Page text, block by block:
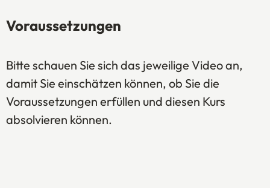
Voraussetzungen
Bitte schauen Sie sich das jeweilige Video an,
damit Sie einschätzen können, ob Sie die
Voraussetzungen erfüllen und diesen Kurs
absolvieren können.